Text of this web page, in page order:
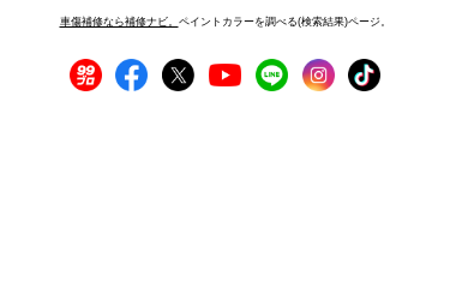
車傷補修なら補修ナビ。 ペイントカラーを調べる(検索結果)ページ。